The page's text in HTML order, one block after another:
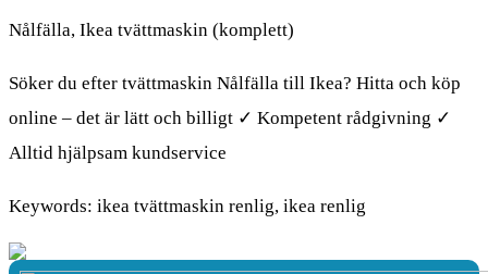
Nålfälla, Ikea tvättmaskin (komplett)
Söker du efter tvättmaskin Nålfälla till Ikea? Hitta och köp
online – det är lätt och billigt ✓ Kompetent rådgivning ✓
Alltid hjälpsam kundservice
Keywords: ikea tvättmaskin renlig, ikea renlig